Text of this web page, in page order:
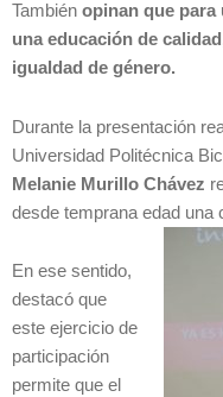
También opinan que para
una educación de
igualdad de género.
Durante la presentación
Universidad Politécnica
Melanie Murillo Chávez
desde temprana edad una
En ese sentido,
destacó que
este ejercicio de
participación
permite que el